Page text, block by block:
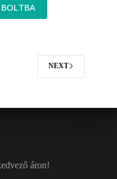
BOLTBA
NEXT
áron!